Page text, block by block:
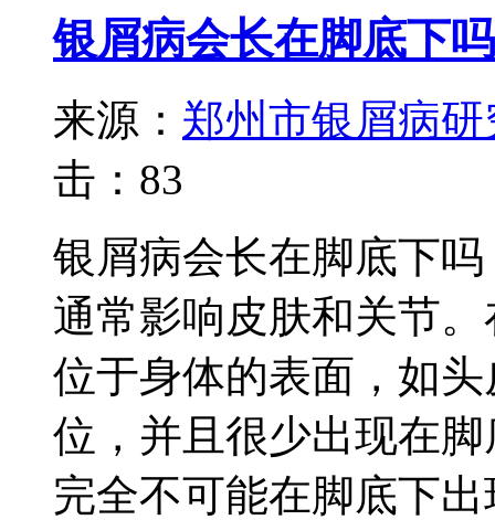
银屑病会长在脚底下
来源： 郑州市银屑病研
击： 83
银屑病会长在脚底下
通常影响皮肤和关节
位于身体的表面，如
位，并且很少出现在
完全不可能在脚底下